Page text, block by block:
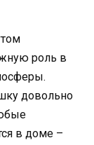
роль в
довольно
в доме –